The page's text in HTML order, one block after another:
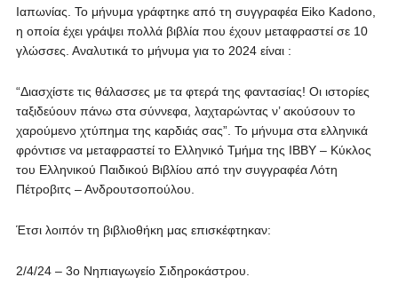
Ιαπωνίας. Το μήνυμα γράφτηκε από τη συγγραφέα Eiko Kadono,
η οποία έχει γράψει πολλά βιβλία που έχουν μεταφραστεί σε 10
γλώσσες. Αναλυτικά το μήνυμα για το 2024 είναι :
“Διασχίστε τις θάλασσες με τα φτερά της φαντασίας! Οι ιστορίες
ταξιδεύουν πάνω στα σύννεφα, λαχταρώντας ν’ ακούσουν το
χαρούμενο χτύπημα της καρδιάς σας”. Το μήνυμα στα ελληνικά
φρόντισε να μεταφραστεί το Ελληνικό Τμήμα της ΙΒΒΥ – Κύκλος
του Ελληνικού Παιδικού Βιβλίου από την συγγραφέα Λότη
Πέτροβιτς – Ανδρουτσοπούλου.
Έτσι λοιπόν τη βιβλιοθήκη μας επισκέφτηκαν:
2/4/24 – 3ο Νηπιαγωγείο Σιδηροκάστρου.